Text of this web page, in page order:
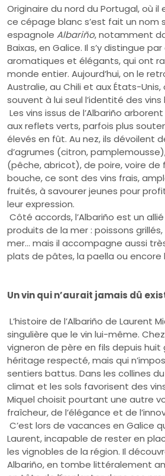
Originaire du nord du Portugal, où il
ce cépage blanc s’est fait un nom
espagnole Albariño, notamment
Baixas, en Galice. Il s’y distingue
aromatiques et élégants, qui ont
monde entier. Aujourd’hui, on le
Australie, au Chili et aux États-Unis,
souvent à lui seul l’identité des
Les vins issus de l’Albariño
aux reflets verts, parfois plus
élevés en fût. Au nez, ils dévoilent
d’agrumes (citron,
(pêche, abricot), de poire, voire de
bouche, ce sont des vins frais,
fruités, à savourer jeunes pour
leur expression.
Côté accords, l’Albariño est un
produits de la mer : poissons
mer… mais il accompagne aussi
plats de pâtes, la paella ou encore
Un vin qui n’aurait jamais dû
L’histoire de l’Albariño de Laurent
singulière que le vin lui-même.
vigneron de père en fils depuis huit
héritage respecté, mais qui
sentiers battus. Dans les collines
climat et les sols favorisent des
Miquel choisit pourtant une autre
fraîcheur, de l’élégance et de
C’est lors de vacances en Galice
Laurent, incapable de rester en
les vignobles de la région. Il
Albariño, en tombe littéralement